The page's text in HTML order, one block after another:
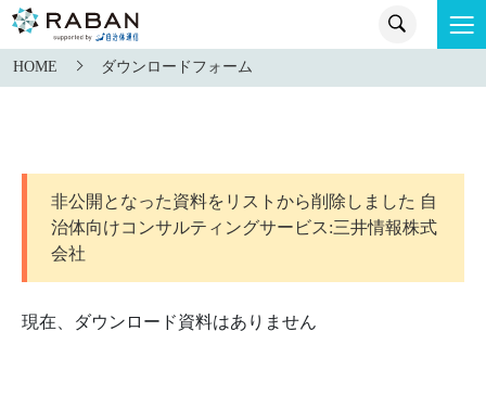
HOME ダウンロードフォーム
非公開となった資料をリストから削除しました 自
治体向けコンサルティングサービス:三井情報株式
会社
現在、ダウンロード資料はありません